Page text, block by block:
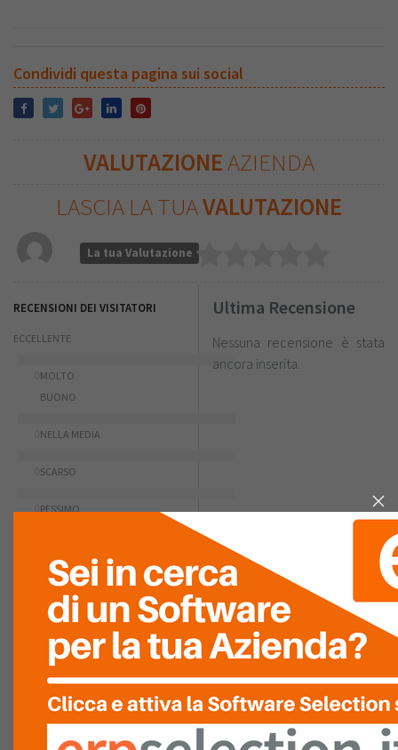
Condividi questa pagina sui social
VALUTAZIONEAZIENDA
LASCIA LA TUAVALUTAZIONE
La tua Valutazione
RECENSIONI DEI VISITATORI
ECCELLENTE
MOLTO
BUONO
NELLA MEDIA
SCARSO
0PESSIMO
RIASSUNTO PUNTEGGIO
COMPETENZA
TECNICA
RAPIDITÀ
D'INSTALLAZIONE
Ultima Recensione
Nessuna recensione è stata
ancora inserita.